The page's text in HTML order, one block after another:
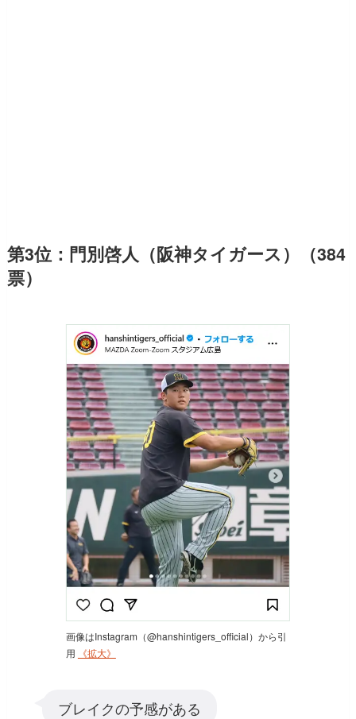
第3位：門別啓人（阪神タイガース）（384
票）
画像はInstagram（@hanshintigers_official）から引
用
《拡大》
ブレイクの予感がある